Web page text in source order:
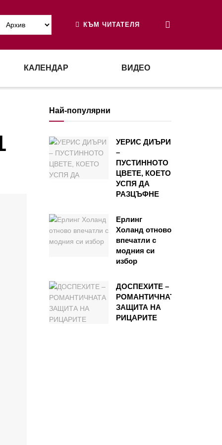
КЪМ ЧИТАТЕЛЯ
КАЛЕНДАР ВИДЕО
Най-популярни
УЕРИС ДИЪРИ
–
ПУСТИННОТО
ЦВЕТЕ, КОЕТО
УСПЯ ДА
РАЗЦЪФНЕ
Ерлинг
Холанд отново
впечатли с
модния си
избор
ДОСПЕХИТЕ –
РОМАНТИЧНАТА
ЗАЩИТА НА
РИЦАРИТЕ